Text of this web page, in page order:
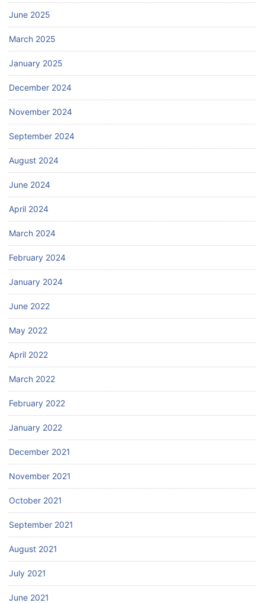
June 2025
March 2025
January 2025
December 2024
November 2024
September 2024
August 2024
June 2024
April 2024
March 2024
February 2024
January 2024
June 2022
May 2022
April 2022
March 2022
February 2022
January 2022
December 2021
November 2021
October 2021
September 2021
August 2021
July 2021
June 2021